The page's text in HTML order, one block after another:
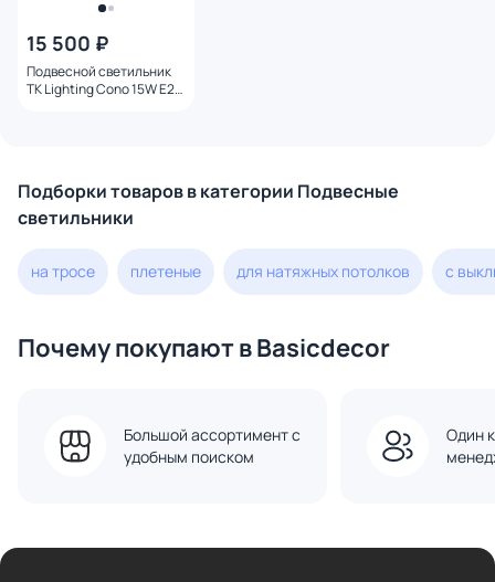
15 500 ₽
Подвесной светильник
TK Lighting Cono 15W E27
Подборки товаров в категории Подвесные
светильники
на тросе плетеные для натяжных потолков с
Почему покупают в Basicdecor
Большой ассортимент с
удобным поиском
Один